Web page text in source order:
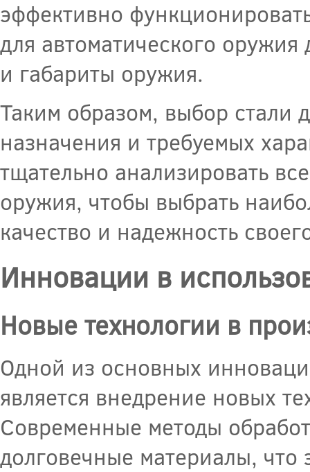
эффективно
для автоматического
и габариты оружия.
Таким образом, выбор стали
назначения и требуемых
тщательно анализировать
оружия, чтобы выбрать
качество и надежность
Инновации в
Новые технологии в
Одной из основных
является внедрение новых
Современные методы
долговечные материалы, что